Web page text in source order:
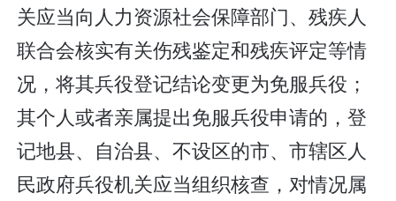
关应当向人力资源社会保障部门、残疾人
联合会核实有关伤残鉴定和残疾评定等情
况，将其兵役登记结论变更为免服兵役；
其个人或者亲属提出免服兵役申请的，登
记地县、自治县、不设区的市、市辖区人
民政府兵役机关应当组织核查，对情况属